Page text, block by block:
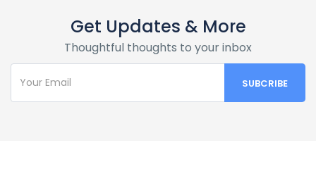
Get Updates & More
Thoughtful thoughts to your inbox